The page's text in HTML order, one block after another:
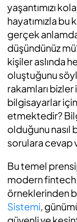
yaşantımızı
hayatımızla bu
gerçek anlamda
düşündünüz
kişiler aslında
oluştuğunu
rakamları
bilgisayarlar
etmektedir?
olduğunu nasıl
sorulara cevap
Bu temel
modern fintech
örneklerinden
Sistemi,